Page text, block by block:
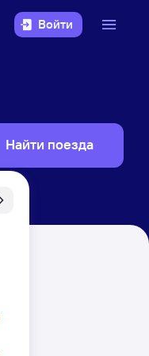
Войти
Найти поезда